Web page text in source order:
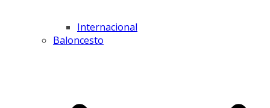
Internacional
Baloncesto